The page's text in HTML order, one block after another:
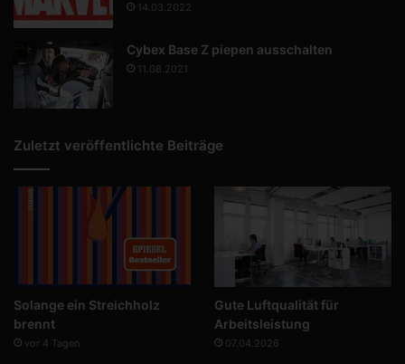
14.03.2022
Cybex Base Z piepen ausschalten
11.08.2021
Zuletzt veröffentlichte Beiträge
Solange ein Streichholz
brennt
vor 4 Tagen
Gute Luftqualität für
Arbeitsleistung
07.04.2026